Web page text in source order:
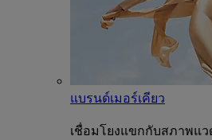
แบรนด์เมอร์เคียว
เชื่อมโยงแขกกับสภาพแว